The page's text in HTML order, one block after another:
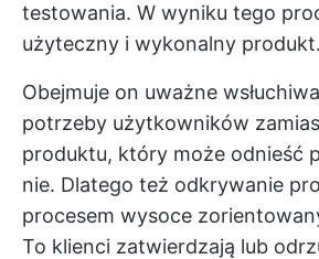
testowania. W wyniku tego
użyteczny i wykonalny produkt.
Obejmuje on uważne
potrzeby użytkowników
produktu, który może odnieść
nie. Dlatego też odkrywanie
procesem wysoce
To klienci zatwierdzają lub